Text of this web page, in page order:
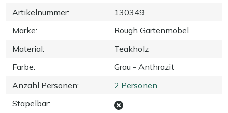
Artikelnummer:
130349
Marke:
Rough Gartenmöbel
Material:
Teakholz
Farbe:
Grau - Anthrazit
Anzahl Personen:
2 Personen
Stapelbar: